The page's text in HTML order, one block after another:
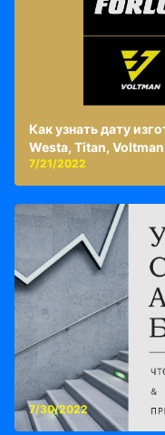
Как узнать дату
Westa, Titan, Voltman
7/21/2022
7/30/2022